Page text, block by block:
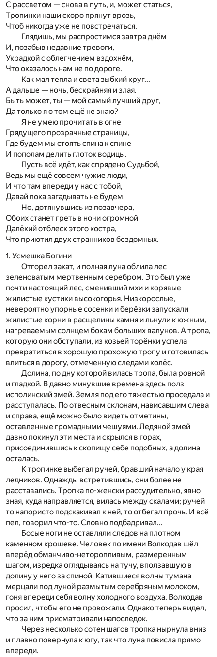
С рассветом — снова в путь, и, может статься,
Тропинки наши скоро прянут врозь,
Чтоб никогда уже не повстречаться.
Глядишь, мы распростимся завтра днём
И, позабыв недавние тревоги,
Украдкой с облегчением вздохнём,
Что оказалось нам не по дороге.
Как мал тепла и света зыбкий круг...
А дальше — ночь, бескрайняя и злая.
Быть может, ты — мой самый лучший друг,
Да только я о том ещё не знаю?
Я не умею прочитать в огне
Грядущего прозрачные страницы,
Где будем мы стоять спина к спине
И пополам делить глоток водицы.
Пусть всё идёт, как спрядено Судьбой,
Ведь мы ещё совсем чужие люди,
И что там впереди у нас с тобой,
Давай пока загадывать не будем.
Но, дотянувшись из позавчера,
Обоих станет греть в ночи огромной
Далёкий отблеск этого костра,
Что приютил двух странников бездомных.
1. Усмешка Богини
Отгорел закат, и полная луна облила лес
зеленоватым мертвенным серебром. Это был уже
почти настоящий лес, сменивший мхи и корявые
жилистые кустики высокогорья. Низкорослые,
невероятно упорные сосенки иберёзки запускали
жилистые корни в расщелины камня и льнули к южным,
нагреваемым солнцем бокам больших валунов. А тропа,
которую они обступали, из козь­ей торёнки успела
превратиться в хорошую прохожуютропу и готовилась
влиться в дорогу, отмеченную следами колёс.
Долина, по дну которой вилась тропа, была ровной
и гладкой. В давно минувшие времена здесь полз
исполинский змей. Земля под его тяжестью проседала и
расступалась. По отвесным склонам, нависавшим слева
и справа, ещё можно было видеть отметины,
оставленные громадными чешуями. Ледяной змей
давно покинул эти места и скрылся в горах,
присоединившись к скопищу себе подобных, а долина
осталась.
К тропинке выбегал ручей, бравший начало у края
ледников. Однажды встретившись, они более не
расставались. Тропка по-женски рассудительно, явно
зная, куда направляется, вилась между скалами; ручей
то напористо подскакивал к ней, то отбегал прочь. И всё
пел, говорил что-то. Словно подбадривал...
Босые ноги не оставляли следов на плотном
каменном крошеве. Человек по имени Волкодав шёл
вперёдобманчиво-неторопливым, размеренным
шагом, изредкаоглядываясь на тучу, вползавшую в
долину у него за спиной. Катившиеся волны тумана
мерцали под луной размытым серебряным молоком,
гоня впереди себя волну холодного воздуха. Волкодав
просил, чтобы его не про­вожали. Однако теперь видел,
что за ним присматри­вали напоследок.
Через несколько сотен шагов тропка нырнула вниз
и плавно повернула к югу, так что луна повисла прямо
впереди.